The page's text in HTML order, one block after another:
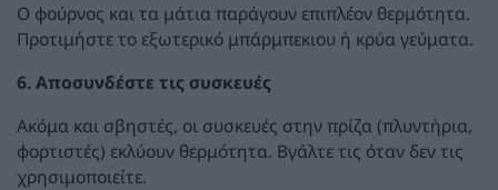
Ο φούρνος και τα μάτια παράγουν επιπλέον θερμότητα.
Προτιμήστε το εξωτερικό μπάρμπεκιου ή κρύα γεύματα.
6. Αποσυνδέστε τις συσκευές
Ακόμα και σβηστές, οι συσκευές στην πρίζα (πλυντήρια,
φορτιστές) εκλύουν θερμότητα. Βγάλτε τις όταν δεν τις
χρησιμοποιείτε.